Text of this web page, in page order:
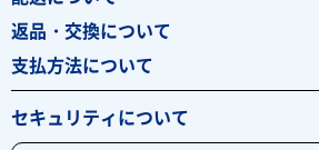
返品・交換について
支払方法について
セキュリティについて